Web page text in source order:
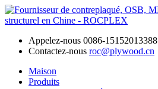
Appelez-nous 0086-15152013388
Contactez-nous roc@plywood.cn
Maison
Produits